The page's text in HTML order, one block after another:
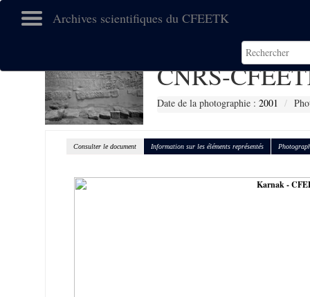
Archives scientifiques du CFEETK
CNRS-
Date de la photographie : 2001
Consulter le document Information sur les éléments représentés